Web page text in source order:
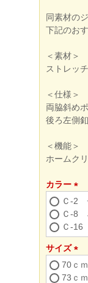
同素材の
下記のお
＜素材＞
ストレッ
＜仕様＞
両脇斜め
後ろ左側
＜機能＞
ホームク
カラー
(必
須)
Ｃ-2
Ｃ-8
Ｃ-16
サイズ
(必
須)
70ｃｍ
73ｃｍ